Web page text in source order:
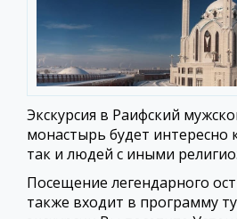
Экскурсия в Раифский
монастырь будет интересно
так и людей с иными
Посещение легендарного
также входит в программу